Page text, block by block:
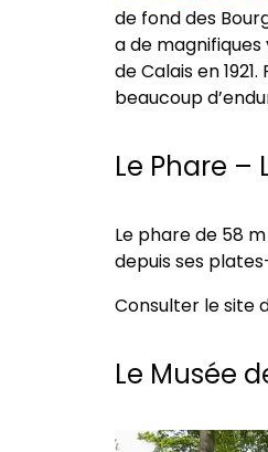
de fond des
a de
de Calais en
beaucoup
Le Phare –
Le phare de 58
depuis ses
Consulter le site
Le Musée